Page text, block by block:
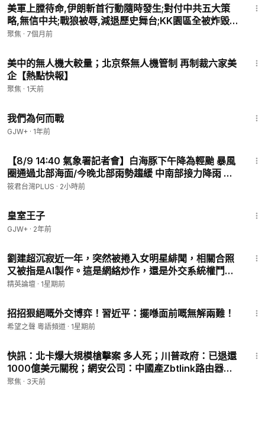
美軍上膛待命,伊朗斬首行動隨時發生;對付中共五大策
略,無信中共;戰狼被辱,減退歷史舞台;KK園區全被炸毀,
習近平姐姐馬仔被保;大陸4醫院連珍癌症,實習生捅破真
聚焦 · 7個月前
美中的無人機大較量；北京祭無人機管制 再制裁六家美
企【熱點快報】
聚焦 · 1天前
我們為何而戰
GJW+ · 1年前
【8/9 14:40 氣象署記者會】白海豚下午降為輕颱 暴風
圈通過北部海面/今晚北部雨勢趨緩 中南部接力降雨 海
警最快明晨解除
筱君台灣PLUS · 2小時前
皇室王子
GJW+ · 2年前
劉建超沉寂近一年，突然被捲入女明星緋聞，相關合照
又被指是AI製作。這是網絡炒作，還是外交系統權鬥中
的精準放料？|【#精英論壇】 #劉建超 #娛樂圈 #中共 #
精英論壇 · 1星期前
招招狠絕嘅外交博弈！習近平：擺喺面前嘅無解兩難！
希望之聲 粵語頻道 · 1星期前
快訊：北卡爆大規模槍擊案 多人死；川普政府：已退還
1000億美元關稅；網安公司：中國產Zbtlink路由器存
後門【熱點快報】
聚焦 · 3天前